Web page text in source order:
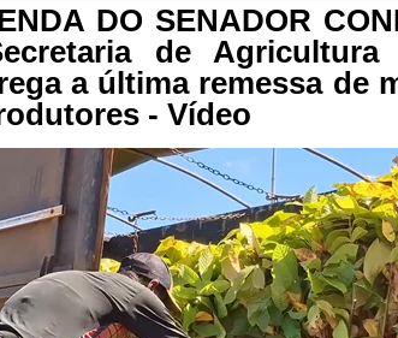
DO SENADOR
de Agricultura
a última remessa de
- Vídeo